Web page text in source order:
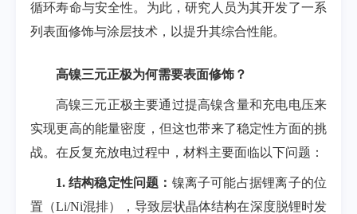
循环寿命与安全性。为此，研究人员为其开发了一系
列表面修饰与涂层技术，以提升其综合性能。
高镍三元正极为何需要表面修饰？
高镍三元正极主要通过提高镍含量和充电电压来
实现更高的能量密度，但这也带来了稳定性方面的挑
战。在反复充放电过程中，材料主要面临以下问题：
1. 结构稳定性问题： 镍离子可能占据锂离子的位
置（Li/Ni混排），导致层状晶体结构在深度脱锂时发